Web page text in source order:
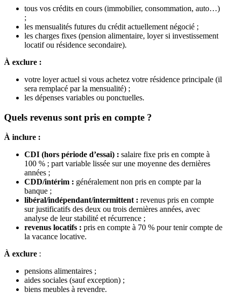
tous vos crédits en cours (immobilier, consommation, auto…)
;
les mensualités futures du crédit actuellement négocié ;
les charges fixes (pension alimentaire, loyer si investissement
locatif ou résidence secondaire).
À exclure :
votre loyer actuel si vous achetez votre résidence principale (il
sera remplacé par la mensualité) ;
les dépenses variables ou ponctuelles.
Quels revenus sont pris en compte ?
À inclure :
CDI (hors période d’essai) : salaire fixe pris en compte à
100 % ; part variable lissée sur une moyenne des dernières
années ;
CDD/intérim : généralement non pris en compte par la
banque ;
libéral/indépendant/intermittent : revenus pris en compte
sur justificatifs des deux ou trois dernières années, avec
analyse de leur stabilité et récurrence ;
revenus locatifs : pris en compte à 70 % pour tenir compte de
la vacance locative.
À exclure :
pensions alimentaires ;
aides sociales (sauf exception) ;
biens meubles à revendre.